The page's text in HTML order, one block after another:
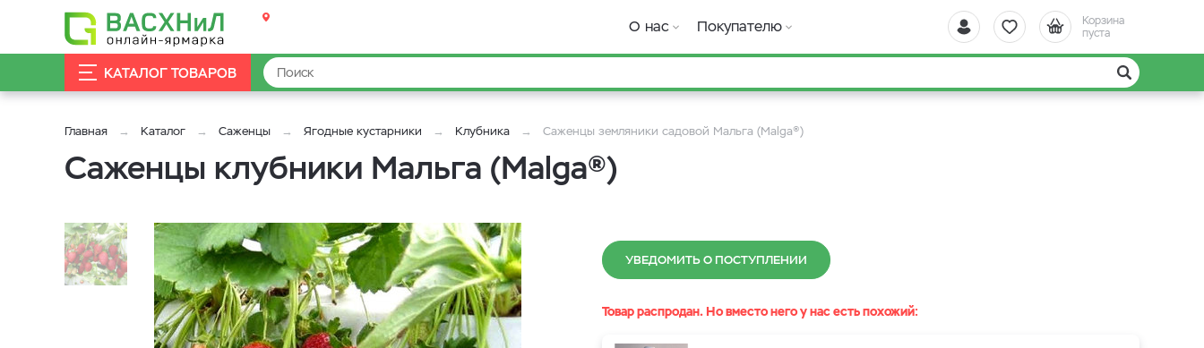
Корзина
пуста
О нас Покупателю
КАТАЛОГ ТОВАРОВ
Главная Каталог Саженцы Ягодные кустарники Клубника Саженцы земляники садовой Мальга (Malga®)
Саженцы клубники Мальга (Malga®)
УВЕДОМИТЬ О ПОСТУПЛЕНИИ
Товар распродан. Но вместо него у нас есть похожий: